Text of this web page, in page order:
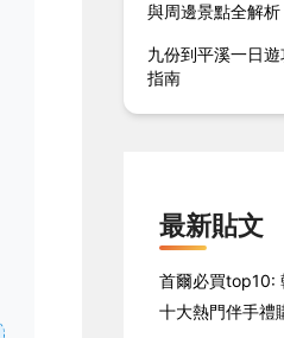
與周邊景點全解析
九份到平溪一日
指南
最新貼文
首爾必買top10:
十大熱門伴手禮